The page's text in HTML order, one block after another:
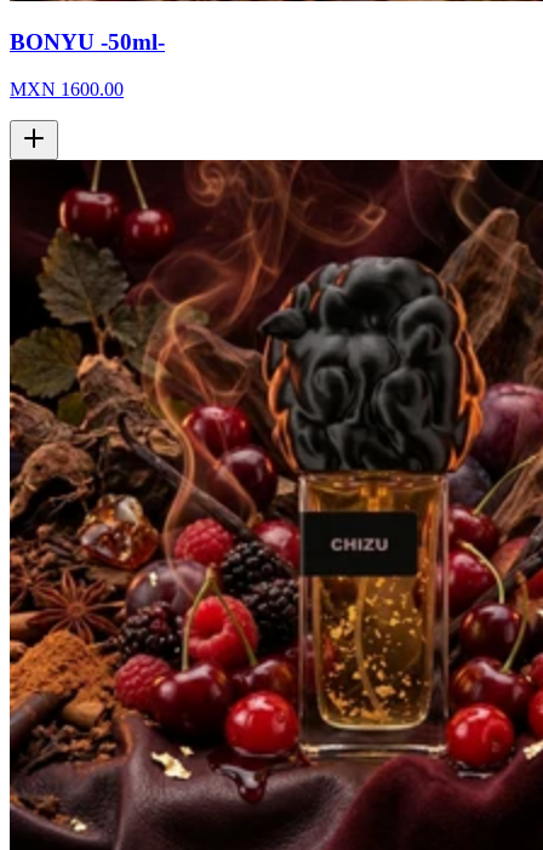
BONYU -50ml-
MXN 1600.00